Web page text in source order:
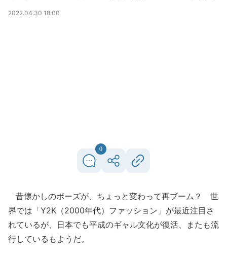
2022.04.30 18:00
0
昔懐かしのポーズが、ちょっと変わって再ブーム？ 世
界では「Y2K（2000年代）ファッション」が最近注目さ
れているが、日本でも平成のギャル文化が復活、またも流
行しているもようだ。